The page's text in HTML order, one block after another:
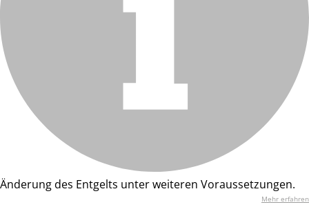
Änderung des Entgelts unter weiteren Voraussetzungen.
Mehr erfahren